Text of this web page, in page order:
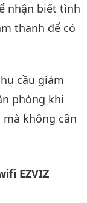
nhận biết tình
thanh để có
cầu giám
phòng khi
không cần
EZVIZ